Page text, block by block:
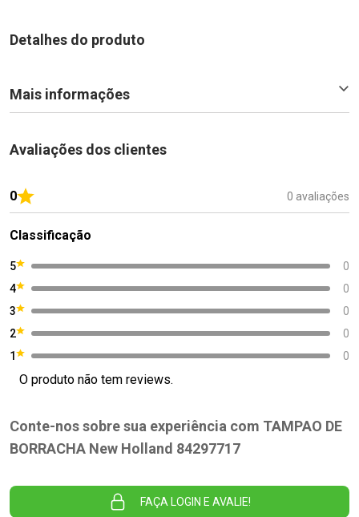
Detalhes do produto
Mais informações
Avaliações dos clientes
0 0 avaliações
Classificação
5
0
4
0
3
0
2
0
1
0
O produto não tem reviews.
Conte-nos sobre sua experiência com TAMPAO DE
BORRACHA New Holland 84297717
FAÇA LOGIN E AVALIE!